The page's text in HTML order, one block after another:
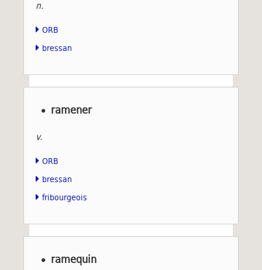
n.
ORB
bressan
ramener
v.
ORB
bressan
fribourgeois
ramequin